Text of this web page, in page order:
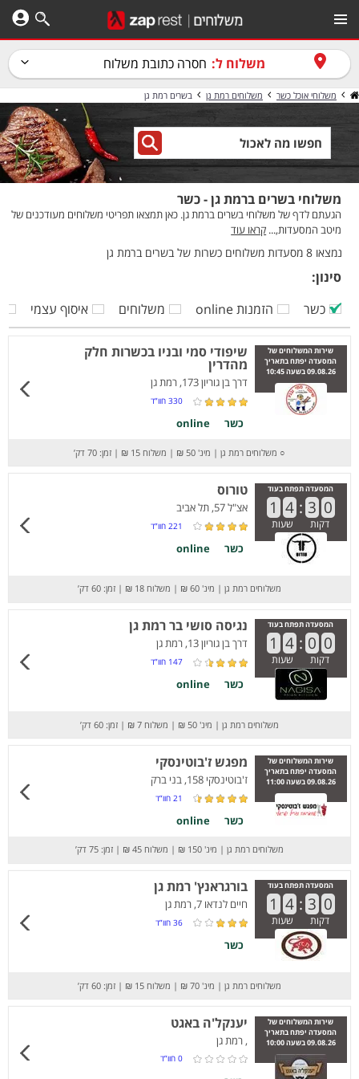
משלוח ל: חסרה כתובת משלוח
משלוחי אוכל כשר משלוחים רמת גן בשרים רמת גן
משלוחי בשרים ברמת גן - כשר
הגעתם לדף של משלוחי בשרים ברמת גן. כאן תמצאו תפריטי משלוחים מעודכנים של
מיטב המסעדות,... קראו עוד
נמצאו 8 מסעדות משלוחים כשרות של בשרים ברמת גן
סינון:
כשר
הזמנות online משלוחים איסוף עצמי
שירות המשלוחים של
המסעדה יפתח בתאריך
09.08.26 בשעה 10:45
שיפודי סמי ובניו בכשרות חלק
מהדרין
דרך בן גוריון 173, רמת גן
330 חוו”ד
כשר online
○ משלוחים רמת גן | מינ' 50 ₪ | משלוח 15 ₪ | זמן: 70 דק’
המסעדה תפתח בעוד
1 4 : 3 0
דקות שעות
טורוס
אצ"ל 57, תל אביב
221 חוו”ד
כשר online
משלוחים רמת גן | מינ' 60 ₪ | משלוח 18 ₪ | זמן: 60 דק’
המסעדה תפתח בעוד
1 4 : 0 0
דקות שעות
נגיסה סושי בר רמת גן
דרך בן גוריון 13, רמת גן
147 חוו”ד
כשר online
משלוחים רמת גן | מינ' 50 ₪ | משלוח 7 ₪ | זמן: 60 דק’
שירות המשלוחים של
המסעדה יפתח בתאריך
09.08.26 בשעה 11:00
מפגש ז'בוטינסקי
ז'בוטינסקי 158, בני ברק
21 חוו”ד
כשר online
משלוחים רמת גן | מינ' 150 ₪ | משלוח 45 ₪ | זמן: 75 דק’
המסעדה תפתח בעוד
1 4 : 3 0
דקות שעות
בורגראנץ' רמת גן
חיים לנדאו 7, רמת גן
36 חוו”ד
כשר
משלוחים רמת גן | מינ' 70 ₪ | משלוח 15 ₪ | זמן: 60 דק’
שירות המשלוחים של
המסעדה יפתח בתאריך
09.08.26 בשעה 10:00
יענקל'ה באגט
, רמת גן
0 חוו”ד